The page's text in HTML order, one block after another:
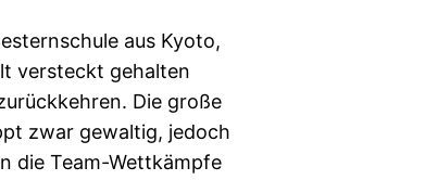
aus Kyoto,
versteckt gehalten
Die große
zwar gewaltig, jedoch
die Team-Wettkämpfe